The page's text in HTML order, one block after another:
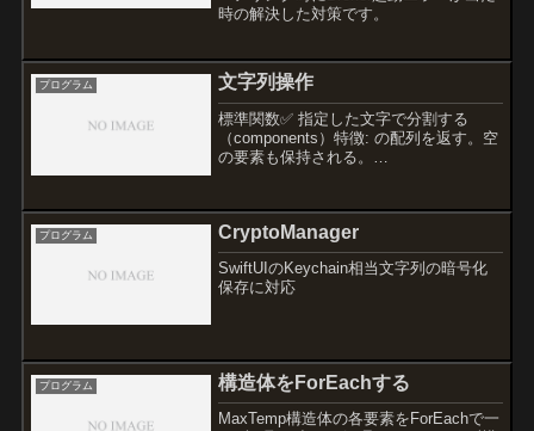
時の解決した対策です。
プログラム 文字列操作
標準関数✅ 指定した文字で分割する
（components）特徴: の配列を返す。空
の要素も保持される。
文字列の構造を保ち...
プログラム CryptoManager
SwiftUIのKeychain相当文字列の暗号化
保存に対応
プログラム 構造体をForEachする
MaxTemp構造体の各要素をForEachで一